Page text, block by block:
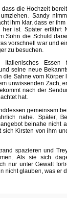
die Hochzeit
Sandy
ihm klar, dass er
ist. Später erfährt
Sohn die Schuld
vorschnell war und
zu besuchen.
italienisches
seine neue
die Sahne vom
unwissenden Zach,
nach der
hat.
gemeinsam
nahe. Später,
beinahe nicht
Kirsten von ihm
spazieren und
Als sie sich
nur unter Gewalt
nicht glauben, was er